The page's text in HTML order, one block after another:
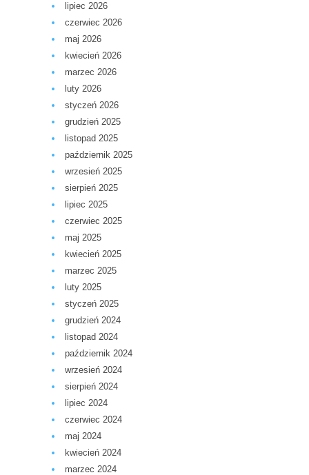
lipiec 2026
czerwiec 2026
maj 2026
kwiecień 2026
marzec 2026
luty 2026
styczeń 2026
grudzień 2025
listopad 2025
październik 2025
wrzesień 2025
sierpień 2025
lipiec 2025
czerwiec 2025
maj 2025
kwiecień 2025
marzec 2025
luty 2025
styczeń 2025
grudzień 2024
listopad 2024
październik 2024
wrzesień 2024
sierpień 2024
lipiec 2024
czerwiec 2024
maj 2024
kwiecień 2024
marzec 2024